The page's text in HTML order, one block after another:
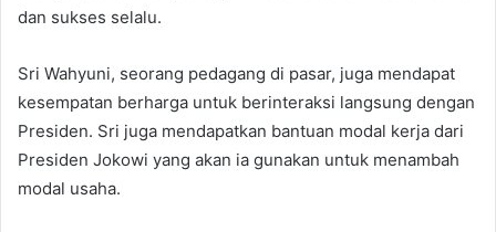
dan sukses selalu.
Sri Wahyuni, seorang pedagang di pasar, juga mendapat
kesempatan berharga untuk berinteraksi langsung dengan
Presiden. Sri juga mendapatkan bantuan modal kerja dari
Presiden Jokowi yang akan ia gunakan untuk menambah
modal usaha.